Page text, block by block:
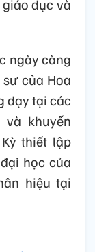
dục và
ngày càng
của Hoa
dạy tại các
khuyến
thiết lập
học của
hiệu tại